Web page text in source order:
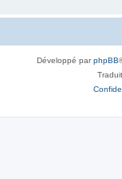
Développé parphpBB